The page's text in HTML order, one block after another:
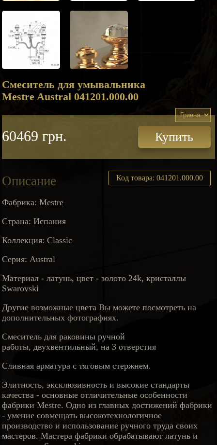
Смеситель для умывальника
Mestre Austral 041201.000.00
60469 грн. Купить
Описание Код товара: 041201.000.00
Фабрика: Mestre
Страна: Испания
Коллекция: Classic
Серия: Austral
Материал - латунь, цвет - золото 24k, кристаллы
Swarovski
Другие возможные цвета Вы можете посмотреть на
дополнительных фотографиях.
Смеситель для раковины ручной
работы, двухвентильный, на 3 отверстия
Сливная арматура с тяговым стержнем.
Элитность, эксклюзивность и высокие стандарты
качества - основные отличительные особенности
фабрики Mestre. Одно из главных достижений фабрики
- умение совмещать высокотехнологичное
производство и использование ручного труда своих
мастеров. Мастера фабрики обрабатывают латунь и